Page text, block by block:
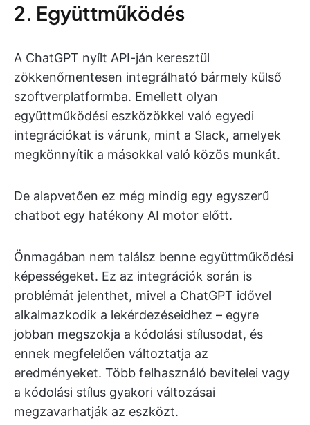
2. Együttműködés
A ChatGPT nyílt API-ján keresztül
zökkenőmentesen integrálható bármely külső
szoftverplatformba. Emellett olyan
együttműködési eszközökkel való egyedi
integrációkat is várunk, mint a Slack, amelyek
megkönnyítik a másokkal való közös munkát.
De alapvetően ez még mindig egy egyszerű
chatbot egy hatékony AI motor előtt.
Önmagában nem találsz benne együttműködési
képességeket. Ez az integrációk során is
problémát jelenthet, mivel a ChatGPT idővel
alkalmazkodik a lekérdezéseidhez – egyre
jobban megszokja a kódolási stílusodat, és
ennek megfelelően változtatja az
eredményeket. Több felhasználó bevitelei vagy
a kódolási stílus gyakori változásai
megzavarhatják az eszközt.